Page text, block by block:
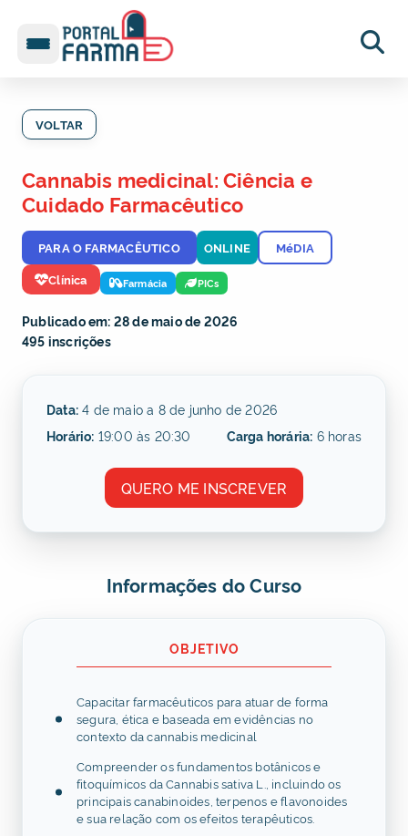
VOLTAR
Cannabis medicinal: Ciência e
Cuidado Farmacêutico
PARA O FARMACÊUTICO ONLINE
MéDIA
Clínica
Farmácia PICs
Publicado em: 28 de maio de 2026
495 inscrições
Data: 4 de maio a 8 de junho de 2026
Horário: 19:00 às 20:30 Carga horária: 6 horas
QUERO ME INSCREVER
Informações do Curso
OBJETIVO
Capacitar farmacêuticos para atuar de forma
segura, ética e baseada em evidências no
contexto da cannabis medicinal
Compreender os fundamentos botânicos e
fitoquímicos da Cannabis sativa L., incluindo os
principais canabinoides, terpenos e flavonoides
e sua relação com os efeitos terapêuticos.